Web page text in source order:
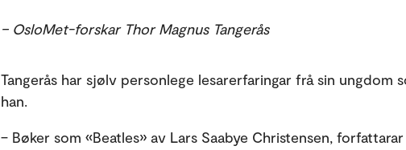
– OsloMet-forskar Thor Magnus Tangerås
Tangerås har sjølv personlege lesarerfaringar frå sin ungdom
han.
– Bøker som «Beatles» av Lars Saabye Christensen,